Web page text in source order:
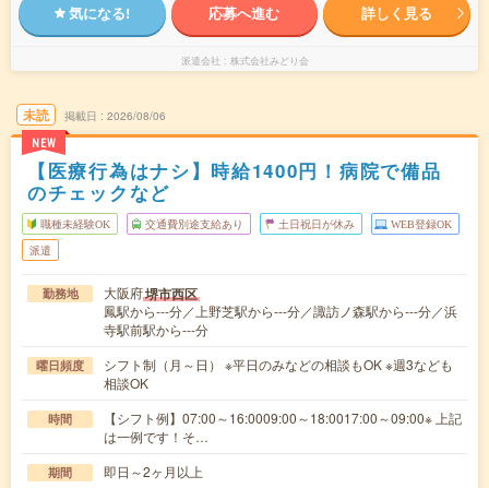
気になる! 応募へ進む 詳しく見る
派遣会社 株式会社みどり会
未読
NEW
掲載日 2026/08/06
【医療行為はナシ】時給1400円！病院で備品
のチェックなど
職種未経験OK 交通費別途支給あり 土日祝日が休み WEB登録OK
派遣
勤務地 大阪府堺市西区
鳳駅から---分／上野芝駅から---分／諏訪ノ森駅から---分／浜
寺駅前駅から---分
曜日頻度
シフト制（月～日） ※平日のみなどの相談もOK ※週3なども
相談OK
時間
【シフト例】07:00～16:0009:00～18:0017:00～09:00※ 上記
は一例です！そ…
期間 即日～2ヶ月以上